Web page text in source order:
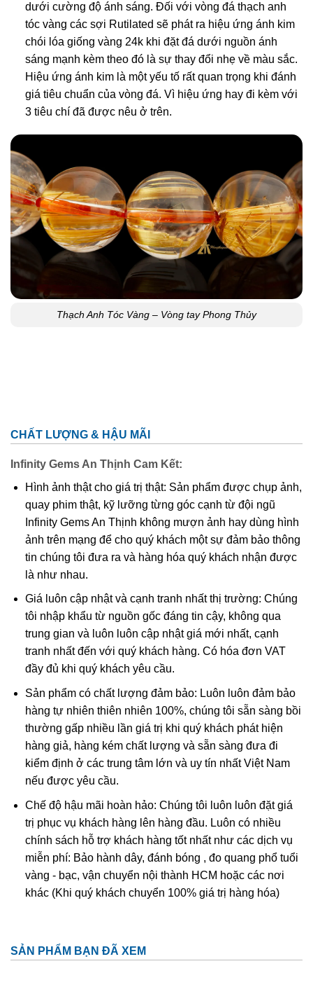
dưới cường độ ánh sáng. Đối với vòng đá thạch anh
tóc vàng các sợi Rutilated sẽ phát ra hiệu ứng ánh kim
chói lóa giống vàng 24k khi đặt đá dưới nguồn ánh
sáng mạnh kèm theo đó là sự thay đổi nhẹ về màu sắc.
Hiệu ứng ánh kim là một yếu tố rất quan trọng khi đánh
giá tiêu chuẩn của vòng đá. Vì hiệu ứng hay đi kèm với
3 tiêu chí đã được nêu ở trên.
Thạch Anh Tóc Vàng – Vòng tay Phong Thủy
CHẤT LƯỢNG & HẬU MÃI
Infinity Gems An Thịnh Cam Kết:
Hình ảnh thật cho giá trị thật: Sản phẩm được chụp ảnh,
quay phim thật, kỹ lưỡng từng góc cạnh từ đội ngũ
Infinity Gems An Thịnh không mượn ảnh hay dùng hình
ảnh trên mạng để cho quý khách một sự đảm bảo thông
tin chúng tôi đưa ra và hàng hóa quý khách nhận được
là như nhau.
Giá luôn cập nhật và cạnh tranh nhất thị trường: Chúng
tôi nhập khẩu từ nguồn gốc đáng tin cậy, không qua
trung gian và luôn luôn cập nhật giá mới nhất, cạnh
tranh nhất đến với quý khách hàng. Có hóa đơn VAT
đầy đủ khi quý khách yêu cầu.
Sản phẩm có chất lượng đảm bảo: Luôn luôn đảm bảo
hàng tự nhiên thiên nhiên 100%, chúng tôi sẵn sàng bồi
thường gấp nhiều lần giá trị khi quý khách phát hiện
hàng giả, hàng kém chất lượng và sẵn sàng đưa đi
kiểm định ở các trung tâm lớn và uy tín nhất Việt Nam
nếu được yêu cầu.
Chế độ hậu mãi hoàn hảo: Chúng tôi luôn luôn đặt giá
trị phục vụ khách hàng lên hàng đầu. Luôn có nhiều
chính sách hỗ trợ khách hàng tốt nhất như các dịch vụ
miễn phí: Bảo hành dây, đánh bóng , đo quang phổ tuổi
vàng - bạc, vận chuyển nội thành HCM hoặc các nơi
khác (Khi quý khách chuyển 100% giá trị hàng hóa)
SẢN PHẨM BẠN ĐÃ XEM